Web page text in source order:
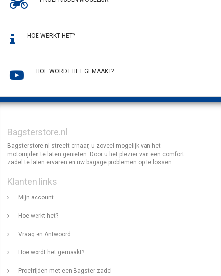
HOE WERKT HET?
HOE WORDT HET GEMAAKT?
Bagsterstore.nl
Bagsterstore.nl streeft ernaar, u zoveel mogelijk van het
motorrijden te laten genieten. Door u het plezier van een comfort
zadel te laten ervaren en uw bagage problemen op te lossen.
Klanten links
Mijn account
Hoe werkt het?
Vraag en Antwoord
Hoe wordt het gemaakt?
Proefrijden met een Bagster zadel